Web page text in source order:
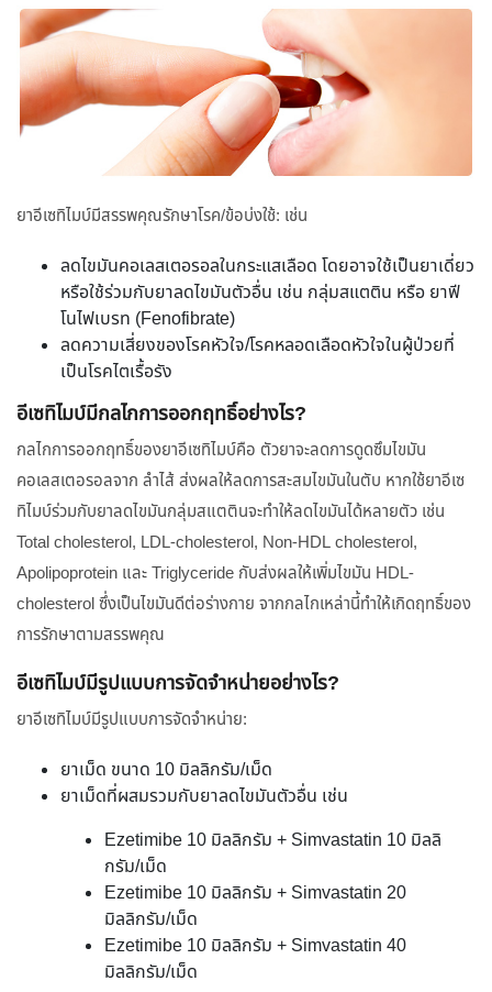
ยาอีเซทิไมบ์มีสรรพคุณรักษาโรค/ข้อบ่งใช้: เช่น
ลดไขมันคอเลสเตอรอลในกระแสเลือด โดยอาจใช้เป็นยาเดี่ยว
หรือใช้ร่วมกับยาลดไขมันตัวอื่น เช่น กลุ่มสแตติน หรือ ยาฟี
โนไฟเบรท (Fenofibrate)
ลดความเสี่ยงของโรคหัวใจ/โรคหลอดเลือดหัวใจในผู้ป่วยที่
เป็นโรคไตเรื้อรัง
อีเซทิไมบ์มีกลไกการออกฤทธิ์อย่างไร?
กลไกการออกฤทธิ์ของยาอีเซทิไมบ์คือ ตัวยาจะลดการดูดซึมไขมัน
คอเลสเตอรอลจาก ลำไส้ ส่งผลให้ลดการสะสมไขมันในตับ หากใช้ยาอีเซ
ทิไมบ์ร่วมกับยาลดไขมันกลุ่มสแตตินจะทำให้ลดไขมันได้หลายตัว เช่น
Total cholesterol, LDL-cholesterol, Non-HDL cholesterol,
Apolipoprotein และ Triglyceride กับส่งผลให้เพิ่มไขมัน HDL-
cholesterol ซึ่งเป็นไขมันดีต่อร่างกาย จากกลไกเหล่านี้ทำให้เกิดฤทธิ์ของ
การรักษาตามสรรพคุณ
อีเซทิไมบ์มีรูปแบบการจัดจำหน่ายอย่างไร?
ยาอีเซทิไมบ์มีรูปแบบการจัดจำหน่าย:
ยาเม็ด ขนาด 10 มิลลิกรัม/เม็ด
ยาเม็ดที่ผสมรวมกับยาลดไขมันตัวอื่น เช่น
Ezetimibe 10 มิลลิกรัม + Simvastatin 10 มิลลิ
กรัม/เม็ด
Ezetimibe 10 มิลลิกรัม + Simvastatin 20
มิลลิกรัม/เม็ด
Ezetimibe 10 มิลลิกรัม + Simvastatin 40
มิลลิกรัม/เม็ด